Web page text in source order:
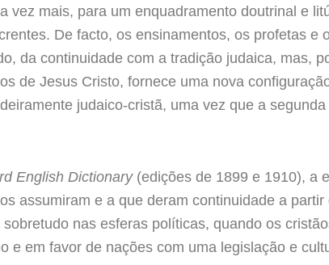
vez mais, para um enquadramento doutrinal e
De facto, os ensinamentos, os profetas e
da continuidade com a tradição judaica, mas,
de Jesus Cristo, fornece uma nova
judaico-cristã, uma vez que a
English Dictionary(edições de 1899 e 1910), a
assumiram e a que deram continuidade a
nas esferas políticas, quando os
e em favor de nações com uma legislação e